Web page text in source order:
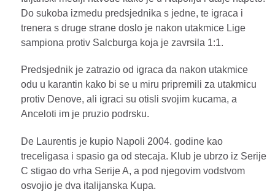
Do sukoba izmedu predsjednika s jedne, te igraca i
trenera s druge strane doslo je nakon utakmice Lige
sampiona protiv Salcburga koja je zavrsila 1:1.
Predsjednik je zatrazio od igraca da nakon utakmice
odu u karantin kako bi se u miru pripremili za utakmicu
protiv Denove, ali igraci su otisli svojim kucama, a
Anceloti im je pruzio podrsku.
De Laurentis je kupio Napoli 2004. godine kao
treceligasa i spasio ga od stecaja. Klub je ubrzo iz Serije
C stigao do vrha Serije A, a pod njegovim vodstvom
osvojio je dva italijanska Kupa.